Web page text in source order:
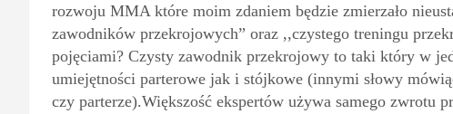
rozwoju MMA które moim zdaniem będzie zmierzało
zawodników przekrojowych” oraz ,,czystego treningu
pojęciami? Czysty zawodnik przekrojowy to taki który w
umiejętności parterowe jak i stójkowe (innymi słowy
czy parterze).Większość ekspertów używa samego zwrotu